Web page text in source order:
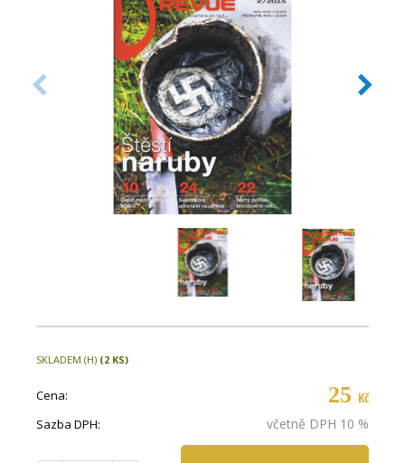
SKLADEM (H) (2 KS)
Cena: 25 Kč
Sazba DPH: včetně DPH 10 %